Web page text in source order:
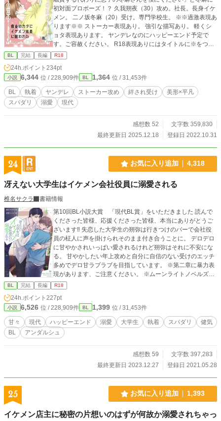
初対面プロポーズ！？ 久我朔夜（30）攻め。社長。長身イケ
メン。 二ノ坂冬麻（20）受け。専門学校生。 ※※過激表現あ
ります※※ ストーカー表現あり。 強引な描写あり。 軽くシ
ョタ表現あります。 ヤンデレなのにハッピーエンド予定で
す。ご容赦ください。 R18表現ありにはタイトルに※をつけ
ます。 表紙絵は、絵師のおか様twitter @erknmkmtrに描いて
いただきました。ありがとうございます！
BL 完結 長編 R18
24h.ポイント 234pt
小説 6,344 位 / 228,909件 BL 1,364 位 / 31,453件
BL 執着 ヤンデレ ストーカー攻め 絆され受け
美形×平凡
スパダリ
溺愛 現代
感想数 52
文字数 359,830
最終更新日 2025.12.18
登録日 2022.10.31
24 お気に入り追加 4,318
冴えない大学生はイケメン会社役員に溺愛される
椎名サクラ
書籍情報
第10回BL小説大賞 「現代BL賞」をいただきました 読んで
くださった皆様、応援くださった皆様、本当にありがとうご
ざいます‼️ 失恋した大学生の朔弥は行きつけのバーで会社役
員の柾人に声を掛けられそのまま付き合うことに。 デロデロ
に甘やかされいっぱい愛されるけれど朔弥はそれに不安にな
る。 甘やかしたい年上攻めと自分に自信のない受けのエッチ
多めでデロ甘ラブラブを目指しています。 ※第二章に暴力表
現があります、ご注意ください。 ※ムーンライトノベルズに
投稿した作品の転載となっております。 ※Rシーンのある話
数には☆マークがついてます。
BL 完結 長編 R18
24h.ポイント 227pt
小説 6,526 位 / 228,909件 BL 1,399 位 / 31,453件
甘々 現代 ハッピーエンド 溺愛 大学生 執着 スパダリ
健気
BL
アンダルシュ
感想数 59
文字数 397,283
最終更新日 2023.12.27
登録日 2021.05.28
25 お気に入り追加 1,393
イケメン店主に秘密の片想いのはずが何故か溺愛されちゃっ